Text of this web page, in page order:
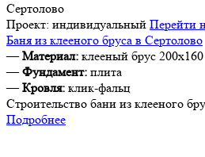
Сертолово
Проект: индивидуальный Перейти
Баня из клееного бруса в Сертолово
—Материал: клееный брус 200х160
—Фундамент: плита
—Кровля: клик-фальц
Строительство бани из клееного
Подробнее